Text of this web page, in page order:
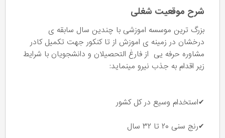
شرح موقعیت شغلی
بزرگ ترین موسسه اموزشی با چندین سال سابقه ی
درخشان در زمینه ی اموزش از تا کنکور جهت تکمیل کادر
مشاوره حرفه یی از فارغ التحصیلان و دانشجویان با شرایط
زیر اقدام به جذب نیرو مینماید:
✔استخدام وسیع در کل کشور
✔رنج سنی ۲۰ تا ۳۲ سال